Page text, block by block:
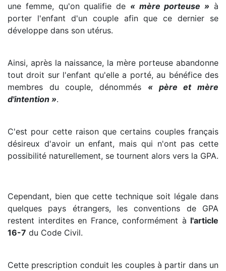
une femme, qu'on qualifie de « mère porteuse » à
porter l'enfant d'un couple afin que ce dernier se
développe dans son utérus.
Ainsi, après la naissance, la mère porteuse abandonne
tout droit sur l'enfant qu'elle a porté, au bénéfice des
membres du couple, dénommés « père et mère
d'intention ».
C'est pour cette raison que certains couples français
désireux d'avoir un enfant, mais qui n'ont pas cette
possibilité naturellement, se tournent alors vers la GPA.
Cependant, bien que cette technique soit légale dans
quelques pays étrangers, les conventions de GPA
restent interdites en France, conformément à l'article
16-7 du Code Civil.
Cette prescription conduit les couples à partir dans un